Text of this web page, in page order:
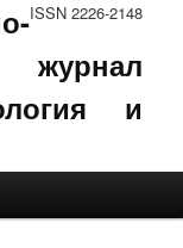
ISSN 2226-2148
и